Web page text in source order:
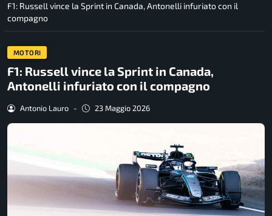
F1: Russell vince la Sprint in Canada, Antonelli infuriato con il
compagno
MOTORI
F1: Russell vince la Sprint in Canada,
Antonelli infuriato con il compagno
Antonio Lauro - 23 Maggio 2026